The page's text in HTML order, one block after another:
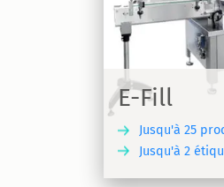
E-Fill
Jusqu'à 25
Jusqu'à 2
visseuse
des